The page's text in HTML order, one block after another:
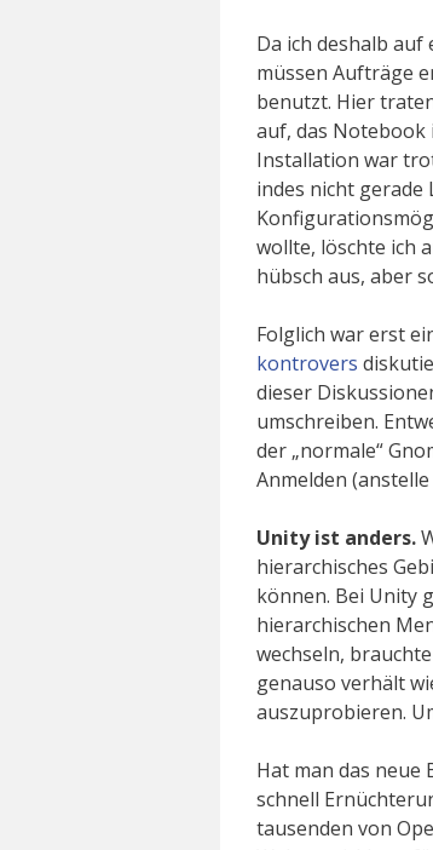
Da ich deshalb
müssen Aufträge
benutzt. Hier
auf, das Notebook
Installation war
indes nicht gerade
wollte, löschte ich
hübsch aus, aber
Folglich war erst
kontrovers
dieser
umschreiben.
der „normale“
Anmelden
Unity ist anders.
hierarchisches
können. Bei Unity
hierarchischen
wechseln,
genauso verhält
auszuprobieren.
Hat man das neue
schnell
tausenden von